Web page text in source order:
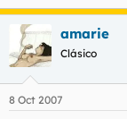
amarie
Clásico
8 Oct 2007